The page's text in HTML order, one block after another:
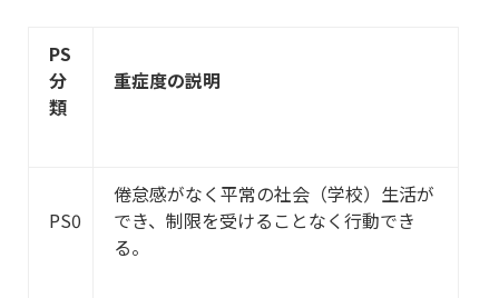
PS
分
類
重症度の説明
PS0
倦怠感がなく平常の社会（学校）生活が
でき、制限を受けることなく行動でき
る。